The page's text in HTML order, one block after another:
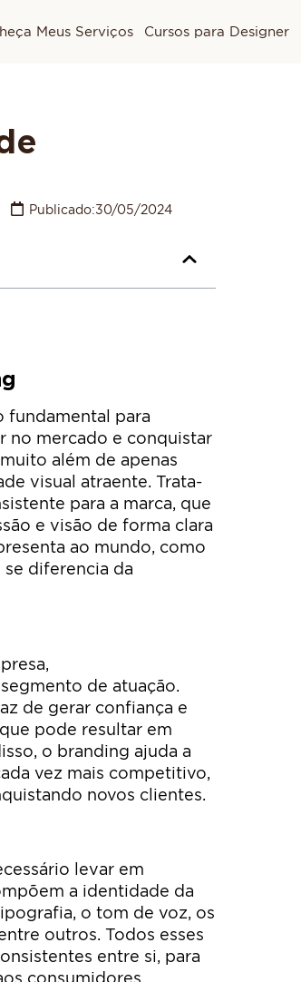
Meus Serviços Cursos para Designer
Publicado:30/05/2024
fundamental para
no mercado e conquistar
além de apenas
visual atraente. Trata-
para a marca, que
e visão de forma clara
ao mundo, como
diferencia da
de atuação.
de gerar confiança e
pode resultar em
o branding ajuda a
vez mais competitivo,
novos clientes.
levar em
a identidade da
o tom de voz, os
outros. Todos esses
entre si, para
consumidores.